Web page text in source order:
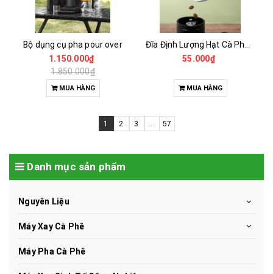
Bộ dụng cụ pha pour over
1.150.000₫
1.850.000₫
MUA HÀNG
55.000₫
MUA HÀNG
1 2 3 ... 57
Danh mục sản phẩm
Nguyên Liệu
Máy Xay Cà Phê
Máy Pha Cà Phê